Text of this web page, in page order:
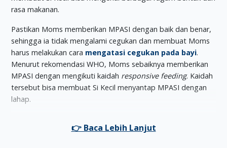
rasa makanan.
Pastikan Moms memberikan MPASI dengan baik dan benar,
sehingga ia tidak mengalami cegukan dan membuat Moms
harus melakukan cara mengatasi cegukan pada bayi.
Menurut rekomendasi WHO, Moms sebaiknya memberikan
MPASI dengan mengikuti kaidah responsive feeding. Kaidah
tersebut bisa membuat Si Kecil menyantap MPASI dengan
lahap.